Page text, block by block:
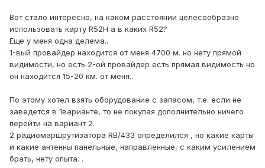
Вот стало интересно, на каком расстоянии целесообразно
использовать карту R52H а в каких R52?
Еще у меня одна делема..
1-вый провайдер находится от меня 4700 м. но нету прямой
видимости, но есть 2-ой провайдер есть прямая видимость но
он находится 15-20 км. от меня..
По этому хотел взять оборудование с запасом, т.е. если не
заведется в 1варианте, то не покупая дополнительно ничего
перейти на вариант 2.
2 радиомаршрутизатора RB/433 определился , но какие карты
и какие антенны панельные, направленные, с каким усилением
брать, нету опыта. .